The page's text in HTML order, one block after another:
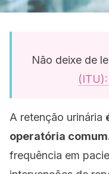
Não deixe de
A retenção urinária
operatória
frequência em